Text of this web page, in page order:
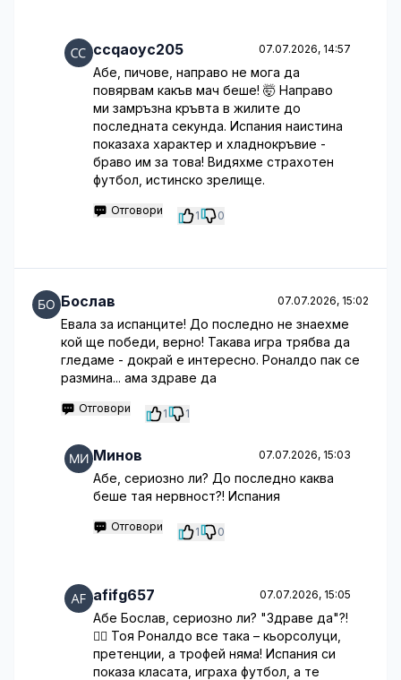
ccqaoyc205 07.07.2026, 14:57
Абе, пичове, направо не мога да
повярвам какъв мач беше! 🤯 Направо
ми замръзна кръвта в жилите до
последната секунда. Испания наистина
показаха характер и хладнокръвие -
браво им за това! Видяхме страхотен
футбол, истинско зрелище.
Отговори 1 0
Бослав 07.07.2026, 15:02
Евала за испанците! До последно не знаехме
кой ще победи, верно! Такава игра трябва да
гледаме - докрай е интересно. Роналдо пак се
размина... ама здраве да
Отговори 1 1
Минов 07.07.2026, 15:03
Абе, сериозно ли? До последно каква
беше тая нервност?! Испания
Отговори 1 0
afifg657 07.07.2026, 15:05
Абе Бослав, сериозно ли? "Здраве да"?!
🤦‍♂️ Тоя Роналдо все така – кьорсолуци,
претенции, а трофей няма! Испания си
показа класата, играха футбол, а те